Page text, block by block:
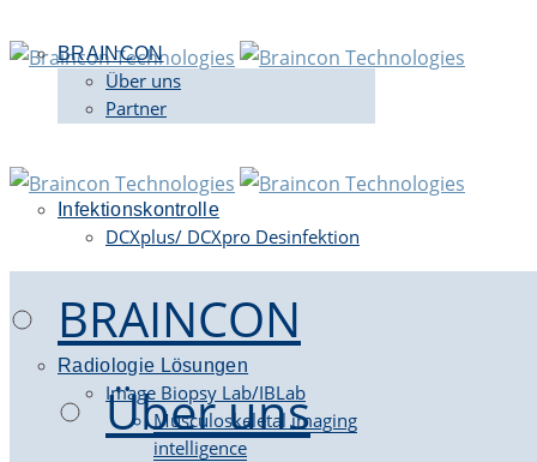
BRAINCON
Über uns
Partner
Infektionskontrolle
DCXplus/ DCXpro Desinfektion
Radiologie Lösungen
Image Biopsy Lab/IBLab
Musculoskeletal imaging
intelligence
BRAINCON
Über uns